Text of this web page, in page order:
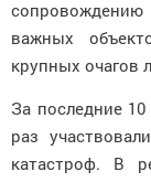
важных
крупных очагов
За последние
раз
катастроф. В